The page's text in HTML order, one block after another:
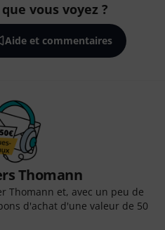
vous voyez ?
Aide et commentaires
Thomann
Thomann et, avec un peu de
d'achat d'une valeur de 50